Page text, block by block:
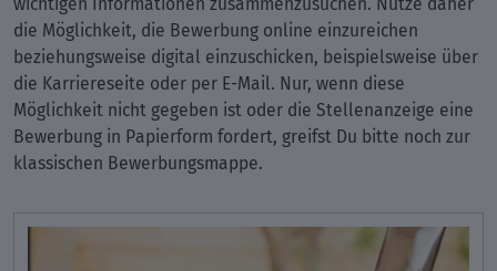
die Möglichkeit, die Bewerbung online einzureichen
beziehungsweise digital einzuschicken, beispielsweise über
die Karriereseite oder per E-Mail. Nur, wenn diese
Möglichkeit nicht gegeben ist oder die Stellenanzeige eine
Bewerbung in Papierform fordert, greifst Du bitte noch zur
klassischen Bewerbungsmappe.